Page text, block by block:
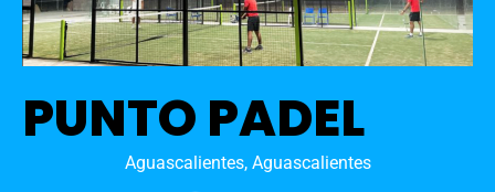
PUNTO PADEL
Aguascalientes, Aguascalientes